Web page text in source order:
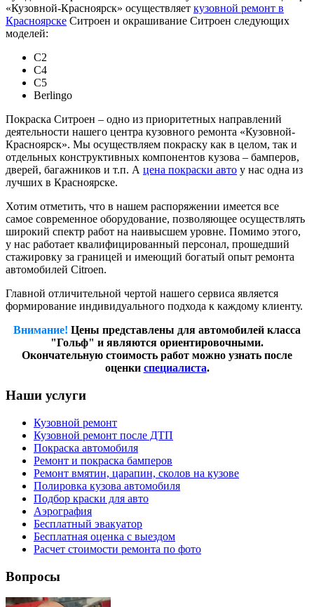
«Кузовной-Красноярск» осуществляет кузовной ремонт в
Красноярске Ситроен и окрашивание Ситроен следующих
моделей:
C2
C4
C5
Berlingo
Покраска Ситроен – одно из приоритетных направлений
деятельности нашего центра кузовного ремонта «Кузовной-
Красноярск». Мы осуществляем покраску как в целом, так и
отдельных конструктивных компонентов кузова – бамперов,
дверей, багажников и т.п. А цена покраски авто у нас одна из
лучших в Красноярске.
Хотим отметить, что в нашем распоряжении имеется все
самое современное оборудование, позволяющее осуществлять
широкий спектр работ на наивысшем уровне. Помимо этого,
у нас работает квалифицированный персонал, прошедший
стажировку за границей и имеющий богатый опыт ремонта
автомобилей Citroen.
Главной отличительной чертой нашего сервиса является
формирование индивидуального подхода к каждому клиенту.
Внимание! Цены представлены для автомобилей класса
"Гольф" и являются ориентировочными.
Окончательную стоимость работ можно узнать после
оценки специалиста.
Наши услуги
Кузовной ремонт
Кузовной ремонт после ДТП
Покраска автомобиля
Ремонт и покраска бамперов
Ремонт вмятин, царапин, сколов на кузове
Полировка кузова автомобиля
Подбор краски для авто
Аэрография
Бесплатный эвакуатор
Бесплатная оценка с выездом
Расчет стоимости ремонта по фото
Вопросы